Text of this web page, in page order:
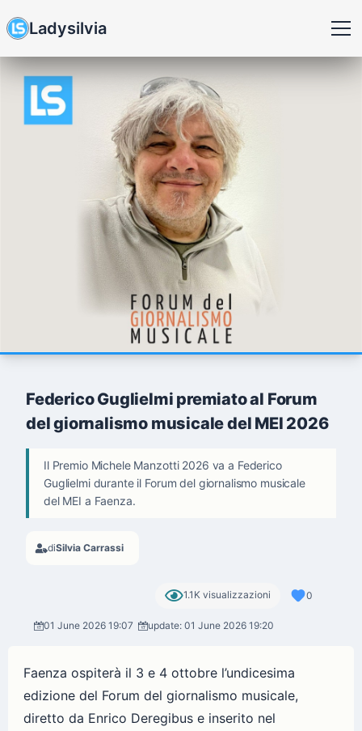
Ladysilvia
Federico Guglielmi premiato al Forum
del giornalismo musicale del MEI 2026
Il Premio Michele Manzotti 2026 va a Federico
Guglielmi durante il Forum del giornalismo musicale
del MEI a Faenza.
diSilvia Carrassi
1.1K visualizzazioni 0
01 June 2026 19:07 update: 01 June 2026 19:20
Faenza ospiterà il 3 e 4 ottobre l’undicesima
edizione del Forum del giornalismo musicale,
diretto da Enrico Deregibus e inserito nel